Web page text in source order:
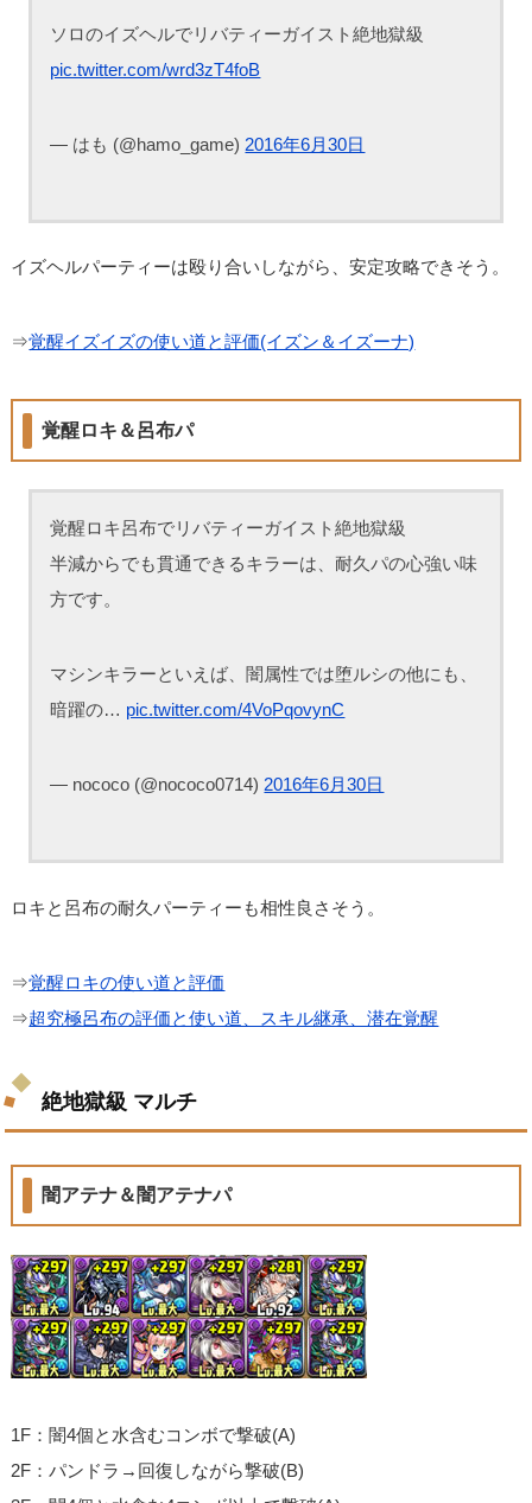
ソロのイズヘルでリバティーガイスト絶地獄級
pic.twitter.com/wrd3zT4foB
— はも (@hamo_game) 2016年6月30日
イズヘルパーティーは殴り合いしながら、安定攻略できそう。
⇒覚醒イズイズの使い道と評価(イズン＆イズーナ)
覚醒ロキ＆呂布パ
覚醒ロキ呂布でリバティーガイスト絶地獄級
半減からでも貫通できるキラーは、耐久パの心強い味
方です。
マシンキラーといえば、闇属性では堕ルシの他にも、
暗躍の… pic.twitter.com/4VoPqovynC
— nococo (@nococo0714) 2016年6月30日
ロキと呂布の耐久パーティーも相性良さそう。
⇒覚醒ロキの使い道と評価
⇒超究極呂布の評価と使い道、スキル継承、潜在覚醒
絶地獄級 マルチ
闇アテナ＆闇アテナパ
1F：闇4個と水含むコンボで撃破(A)
2F：パンドラ→回復しながら撃破(B)